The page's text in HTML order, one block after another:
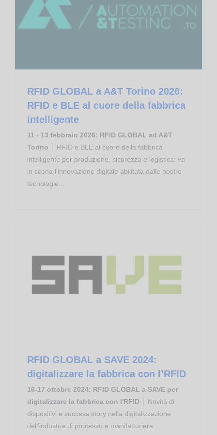
RFID GLOBAL a A&T Torino 2026:
RFID e BLE al cuore della fabbrica
intelligente
11 - 13 febbraio 2026: RFID GLOBAL ad A&T
Torino │ RFID e BLE al cuore della fabbrica
intelligente per produzione, sicurezza e logistica: va
in scena l'innovazione digitale abilitata dalle nostre
tecnologie...
RFID GLOBAL a SAVE 2024:
digitalizzare la fabbrica con l’RFID
16-17 ottobre 2024: RFID GLOBAL a SAVE per
digitalizzare la fabbrica con l'RFID │ Novità di
dispositivi e success story nella digitalizzazione
dell'industria di processo e manifatturiera...